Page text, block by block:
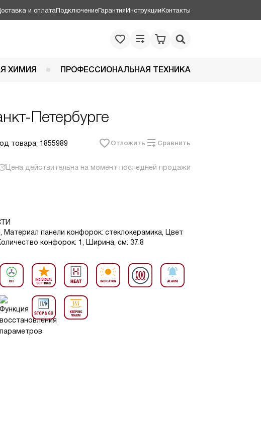
и оплатаПодключениеГарантияИнструкцииКонтакты
ХИМИЯ ПРОФЕССИОНАЛЬНАЯ ТЕХНИКА
Петербурге
товара: 1855989 Отложить Сравнить
Цена действительна на момент последней продажи
Материал панели конфорок: стеклокерамика, Цвет
конфорок: 1, Ширина, см: 37.8